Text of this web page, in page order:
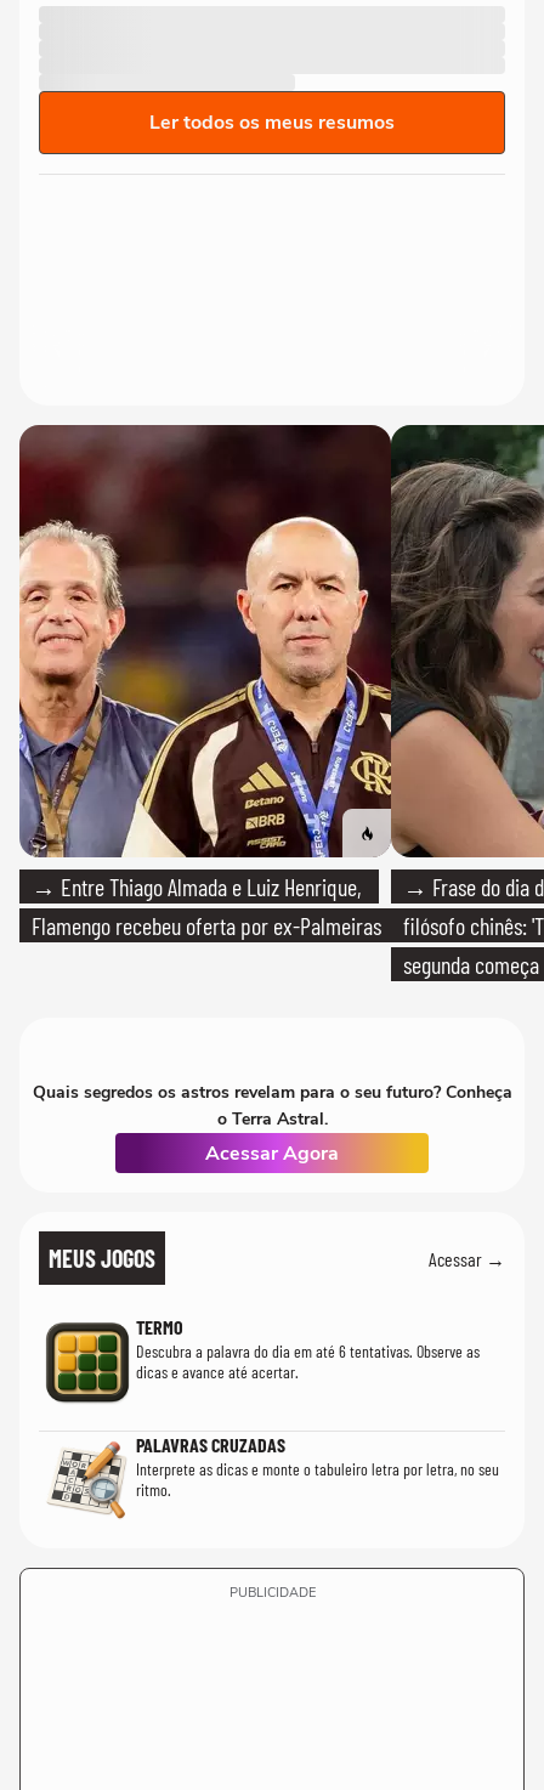
Ler todos os meus resumos
→ Entre Thiago Almada e Luiz Henrique,
Flamengo recebeu oferta por ex-Palmeiras
→ Frase do dia
filósofo chinês:
segunda
Quais segredos os astros revelam para o seu futuro? Conheça
o Terra Astral.
Acessar Agora
MEUS JOGOS Acessar →
TERMO
Descubra a palavra do dia em até 6 tentativas. Observe as
dicas e avance até acertar.
PALAVRAS CRUZADAS
Interprete as dicas e monte o tabuleiro letra por letra, no seu
ritmo.
PUBLICIDADE